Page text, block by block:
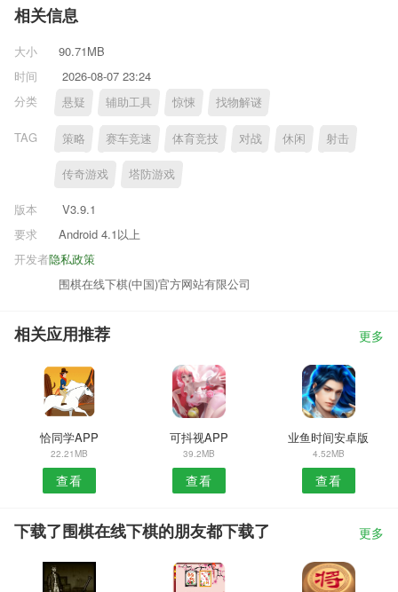
相关信息
大小
90.71MB
时间
2026-08-07 23:24
分类
悬疑 辅助工具 惊悚 找物解谜
TAG 策略 赛车竞速 体育竞技 对战 休闲 射击
传奇游戏 塔防游戏
版本
V3.9.1
要求
Android 4.1以上
隐私政策
开发者
围棋在线下棋(中国)官方网站有限公司
相关应用推荐 更多
恰同学APP
22.21MB
查看
可抖视APP
39.2MB
查看
业鱼时间安卓版
4.52MB
查看
下载了围棋在线下棋的朋友都下载了 更多